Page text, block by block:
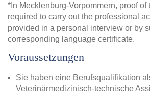
*In Mecklenburg-Vorpommern, proof
required to carry out the professional
provided in a personal interview or by
corresponding language certificate.
Voraussetzungen
Sie haben eine Berufsqualifikation
Veterinärmedizinisch-technische